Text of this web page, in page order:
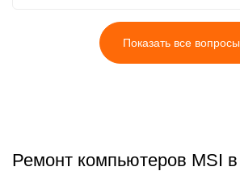
Показать все вопросы
Ремонт компьютеров MSI в